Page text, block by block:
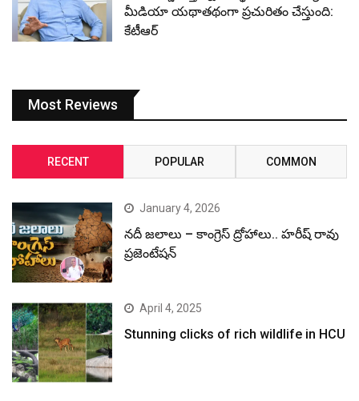
మీడియా యథాతథంగా ప్రచురితం చేస్తుంది:
కేటీఆర్
Most Reviews
RECENT POPULAR COMMON
January 4, 2026
నదీ జలాలు – కాంగ్రెస్ ద్రోహాలు.. హరీష్ రావు
ప్రజెంటేషన్
April 4, 2025
Stunning clicks of rich wildlife in HCU